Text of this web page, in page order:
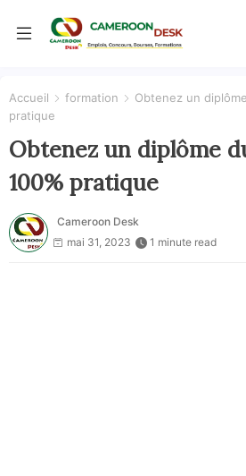
Accueil formation
Obtenez un
pratique
Obtenez un diplôme
100% pratique
Cameroon Desk
mai 31, 2023
1 minute read